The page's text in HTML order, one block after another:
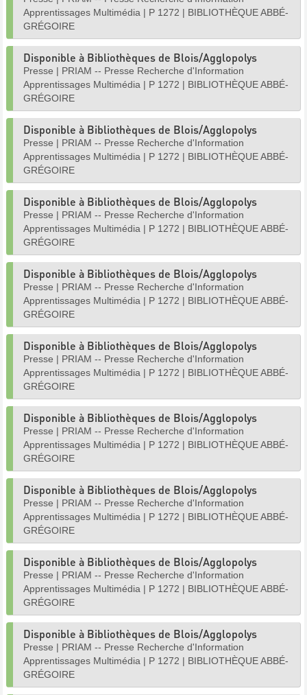
Apprentissages Multimédia | P 1272 | BIBLIOTHÈQUE ABBÉ-
GRÉGOIRE
Disponible à Bibliothèques de Blois/Agglopolys
Presse | PRIAM -- Presse Recherche d'Information
Apprentissages Multimédia | P 1272 | BIBLIOTHÈQUE ABBÉ-
GRÉGOIRE
Disponible à Bibliothèques de Blois/Agglopolys
Presse | PRIAM -- Presse Recherche d'Information
Apprentissages Multimédia | P 1272 | BIBLIOTHÈQUE ABBÉ-
GRÉGOIRE
Disponible à Bibliothèques de Blois/Agglopolys
Presse | PRIAM -- Presse Recherche d'Information
Apprentissages Multimédia | P 1272 | BIBLIOTHÈQUE ABBÉ-
GRÉGOIRE
Disponible à Bibliothèques de Blois/Agglopolys
Presse | PRIAM -- Presse Recherche d'Information
Apprentissages Multimédia | P 1272 | BIBLIOTHÈQUE ABBÉ-
GRÉGOIRE
Disponible à Bibliothèques de Blois/Agglopolys
Presse | PRIAM -- Presse Recherche d'Information
Apprentissages Multimédia | P 1272 | BIBLIOTHÈQUE ABBÉ-
GRÉGOIRE
Disponible à Bibliothèques de Blois/Agglopolys
Presse | PRIAM -- Presse Recherche d'Information
Apprentissages Multimédia | P 1272 | BIBLIOTHÈQUE ABBÉ-
GRÉGOIRE
Disponible à Bibliothèques de Blois/Agglopolys
Presse | PRIAM -- Presse Recherche d'Information
Apprentissages Multimédia | P 1272 | BIBLIOTHÈQUE ABBÉ-
GRÉGOIRE
Disponible à Bibliothèques de Blois/Agglopolys
Presse | PRIAM -- Presse Recherche d'Information
Apprentissages Multimédia | P 1272 | BIBLIOTHÈQUE ABBÉ-
GRÉGOIRE
Disponible à Bibliothèques de Blois/Agglopolys
Presse | PRIAM -- Presse Recherche d'Information
Apprentissages Multimédia | P 1272 | BIBLIOTHÈQUE ABBÉ-
GRÉGOIRE